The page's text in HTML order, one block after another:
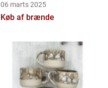
06 marts 2025
Køb af brænde